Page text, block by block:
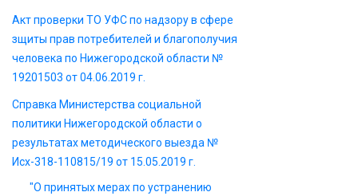
Акт проверки ТО УФС по надзору в сфере
зщиты прав потребителей и благополучия
человека по Нижегородской области №
19201503 от 04.06.2019 г.
Справка Министерства социальной
политики Нижегородской области о
результатах методического выезда №
Исх-318-110815/19 от 15.05.2019 г.
"О принятых мерах по устранению